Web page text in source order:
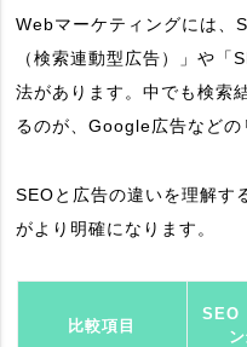
Webマーケティングには、
（検索連動型広告）」や「
法があります。中でも検索
るのが、Google広告などの
SEOと広告の違いを理解す
がより明確になります。
比較項目
SEO